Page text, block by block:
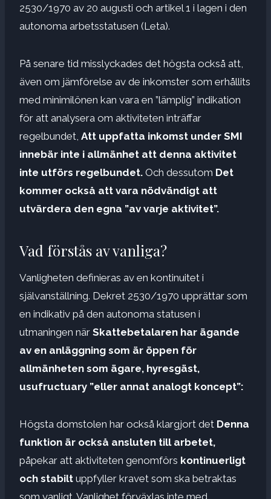
2530/1970 av 20 augusti och artikel 1 i lagen i den
autonoma arbetsstatusen (Leta).
På senare tid misslyckades det högsta också att,
även om jämförelse av de inkomster som erhållits
med minimilönen kan vara en ”lämplig” indikation
för att analysera om aktiviteten inträffar
regelbundet, Att uppfatta inkomst under SMI
innebär inte i allmänhet att denna aktivitet
inte utförs regelbundet. Och dessutom Det
kommer också att vara nödvändigt att
utvärdera den egna ”av varje aktivitet”.
Vad förstås av vanliga?
Vanligheten definieras av en kontinuitet i
självanställning. Dekret 2530/1970 upprättar som
en indikativ på den autonoma statusen i
utmaningen när Skattebetalaren har ägande
av en anläggning som är öppen för
allmänheten som ägare, hyresgäst,
usufructuary ”eller annat analogt koncept”:
Högsta domstolen har också klargjort det Denna
funktion är också ansluten till arbetet,
påpekar att aktiviteten genomförs kontinuerligt
och stabilt uppfyller kravet som ska betraktas
som vanligt. Vanlighet förväxlas inte med